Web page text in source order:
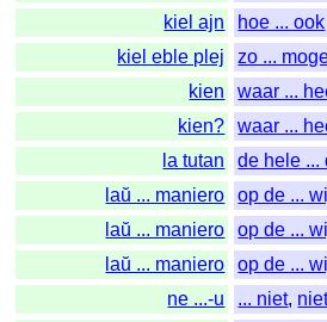
kiel ajn
hoe ... ook
kiel eble plej
zo ...
kien
waar ...
kien?
waar ...
la tutan
de hele ...
laŭ ... maniero
op de ...
laŭ ... maniero
op de ...
laŭ ... maniero
op de ...
ne ...-u
... niet,